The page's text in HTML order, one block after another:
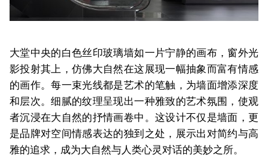
大堂中央的白色丝印玻璃墙如一片宁静的画布，窗外光
影投射其上，仿佛大自然在这展现一幅抽象而富有情感
的画作。每一束光线都是艺术的笔触，为墙面增添深度
和层次。细腻的纹理呈现出一种雅致的艺术氛围，使观
者沉浸在大自然的抒情画卷中。这设计不仅是墙面，更
是品牌对空间情感表达的独到之处，展示出对简约与高
雅的追求，成为大自然与人类心灵对话的美妙之所。